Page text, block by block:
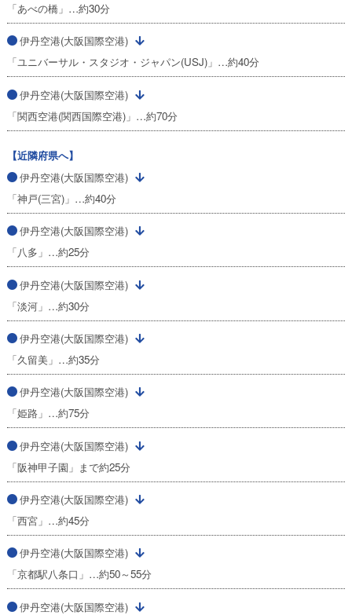
「あべの橋」…約30分
伊丹空港(大阪国際空港)
「ユニバーサル・スタジオ・ジャパン(USJ)」…約40分
伊丹空港(大阪国際空港)
「関西空港(関西国際空港)」…約70分
【近隣府県へ】
伊丹空港(大阪国際空港)
「神戸(三宮)」…約40分
伊丹空港(大阪国際空港)
「八多」…約25分
伊丹空港(大阪国際空港)
「淡河」…約30分
伊丹空港(大阪国際空港)
「久留美」…約35分
伊丹空港(大阪国際空港)
「姫路」…約75分
伊丹空港(大阪国際空港)
「阪神甲子園」まで約25分
伊丹空港(大阪国際空港)
「西宮」…約45分
伊丹空港(大阪国際空港)
「京都駅八条口」…約50～55分
伊丹空港(大阪国際空港)